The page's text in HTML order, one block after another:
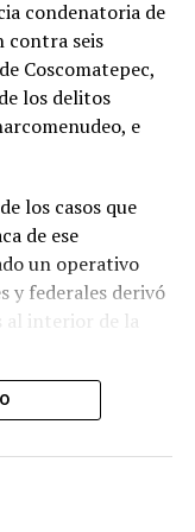
durante la
de accidentes se
por algunos
de auxilio y el
las autoridades.
de manera
condenatoria de
contra seis
Coscomatepec,
los delitos
e
los casos que
de ese
un operativo
y federales derivó
interior de la
mediante un
y de la
quienes
de la